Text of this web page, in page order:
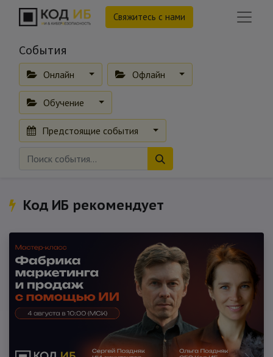
Свяжитесь с нами
События
Онлайн Офлайн
Обучение
Предстоящие события
Код ИБ рекомендует